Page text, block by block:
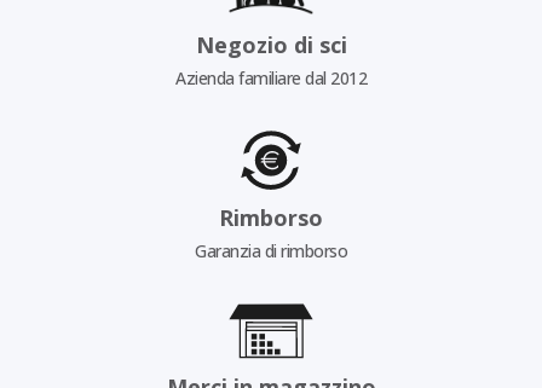
Negozio di sci
Azienda familiare dal 2012
Rimborso
Garanzia di rimborso